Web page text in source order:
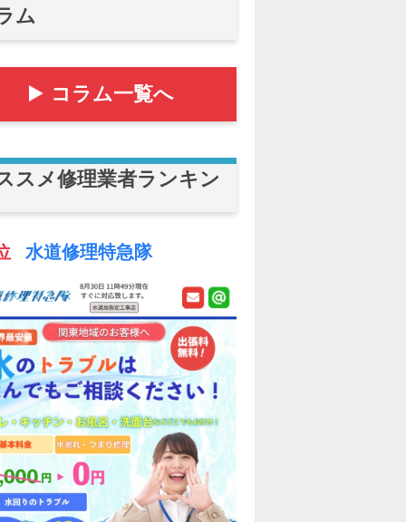
ム
コラム一覧へ
スメ修理業者ランキン
水道修理特急隊